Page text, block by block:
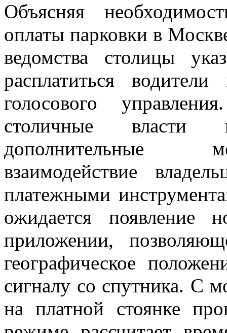
Объясняя
оплаты парковки в
ведомства столицы
расплатиться
голосового
столичные власти
дополнительные
взаимодействие
платежными
ожидается появление
приложении,
географическое
сигналу со спутника. С
на платной стоянке